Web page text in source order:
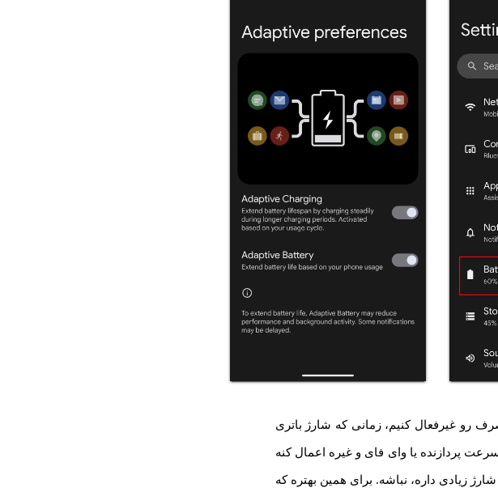
رو غیرفعال کنیم، زمانی که شارژ باتری
پردازنده یا وای فای و غیره اعمال کنه
زیادی داره، نباشه. برای همین بهتره که